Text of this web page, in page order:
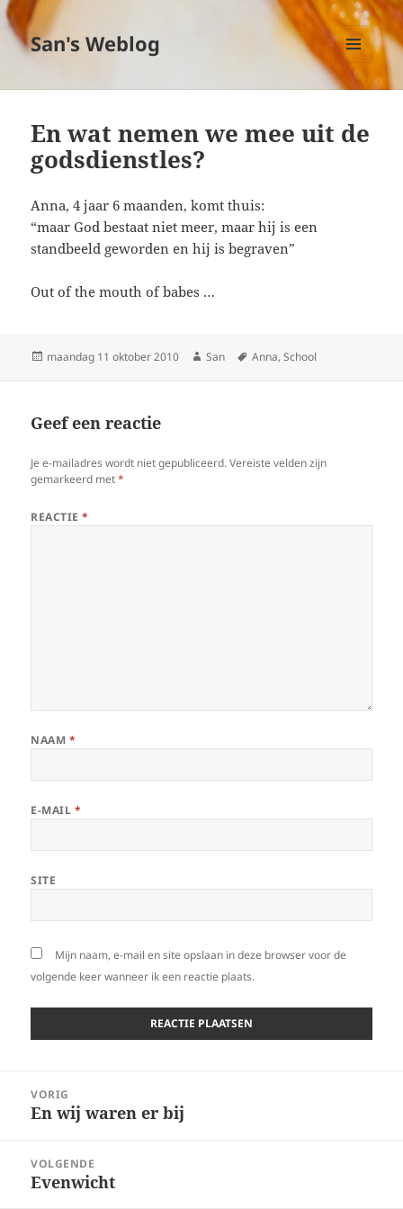
San's Weblog
MENU
EN
En wat nemen we mee uit de
godsdienstles?
Anna, 4 jaar 6 maanden, komt thuis:
“maar God bestaat niet meer, maar hij is een
standbeeld geworden en hij is begraven”
Out of the mouth of babes …
Geplaatst
maandag 11 oktober 2010 Auteur
San Tags
Anna,School
Geef een reactie
Je e-mailadres wordt niet gepubliceerd. Vereiste velden zijn
gemarkeerd met*
REACTIE*
NAAM *
E-MAIL *
SITE
Mijn naam, e-mail en site opslaan in deze browser voor de
volgende keer wanneer ik een reactie plaats.
navigatie
VORIG
Vorig
En wij waren er bij
VOLGENDE
Volgend
Evenwicht